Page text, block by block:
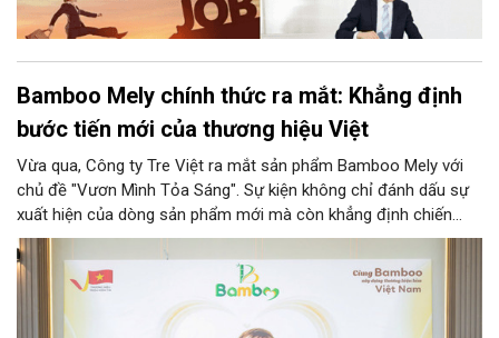
Bamboo Mely chính thức ra mắt: Khẳng định
bước tiến mới của thương hiệu Việt
Vừa qua, Công ty Tre Việt ra mắt sản phẩm Bamboo Mely với
chủ đề "Vươn Mình Tỏa Sáng". Sự kiện không chỉ đánh dấu sự
xuất hiện của dòng sản phẩm mới mà còn khẳng định chiến
lược phát triển dài hạn của Tre Việt trên hành trình xây dựng
một thương hiệu bỉm Việt chất lượng cao dành cho người tiêu
dùng Việt Nam.